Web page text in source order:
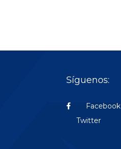
Síguenos:
Facebook
Twitter